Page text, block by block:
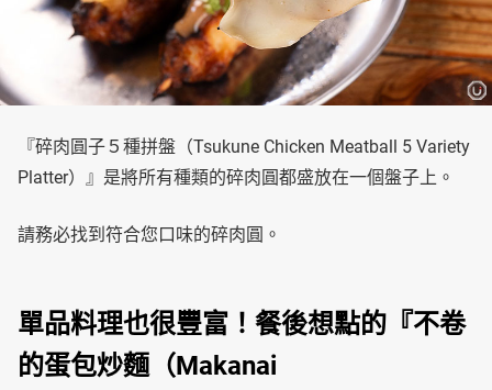
『碎肉圓子５種拼盤（Tsukune Chicken Meatball 5 Variety
Platter）』是將所有種類的碎肉圓都盛放在一個盤子上。
請務必找到符合您口味的碎肉圓。
單品料理也很豐富！餐後想點的『不卷
的蛋包炒麵（Makanai